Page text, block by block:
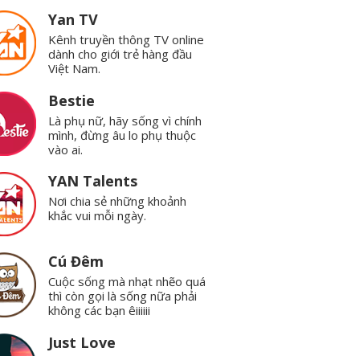
Yan TV
Kênh truyền thông TV online
dành cho giới trẻ hàng đầu
Việt Nam.
Bestie
Là phụ nữ, hãy sống vì chính
mình, đừng âu lo phụ thuộc
vào ai.
YAN Talents
Nơi chia sẻ những khoảnh
khắc vui mỗi ngày.
Cú Đêm
Cuộc sống mà nhạt nhẽo quá
thì còn gọi là sống nữa phải
không các bạn êiiiiii
Just Love